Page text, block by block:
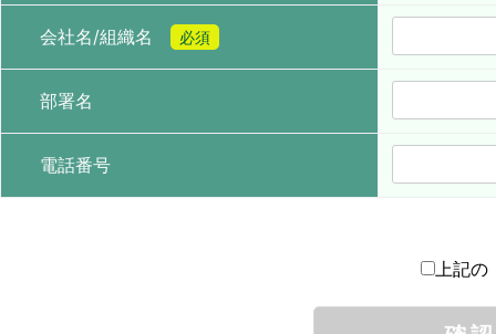
会社名/組織名 必須
部署名
電話番号
上記の